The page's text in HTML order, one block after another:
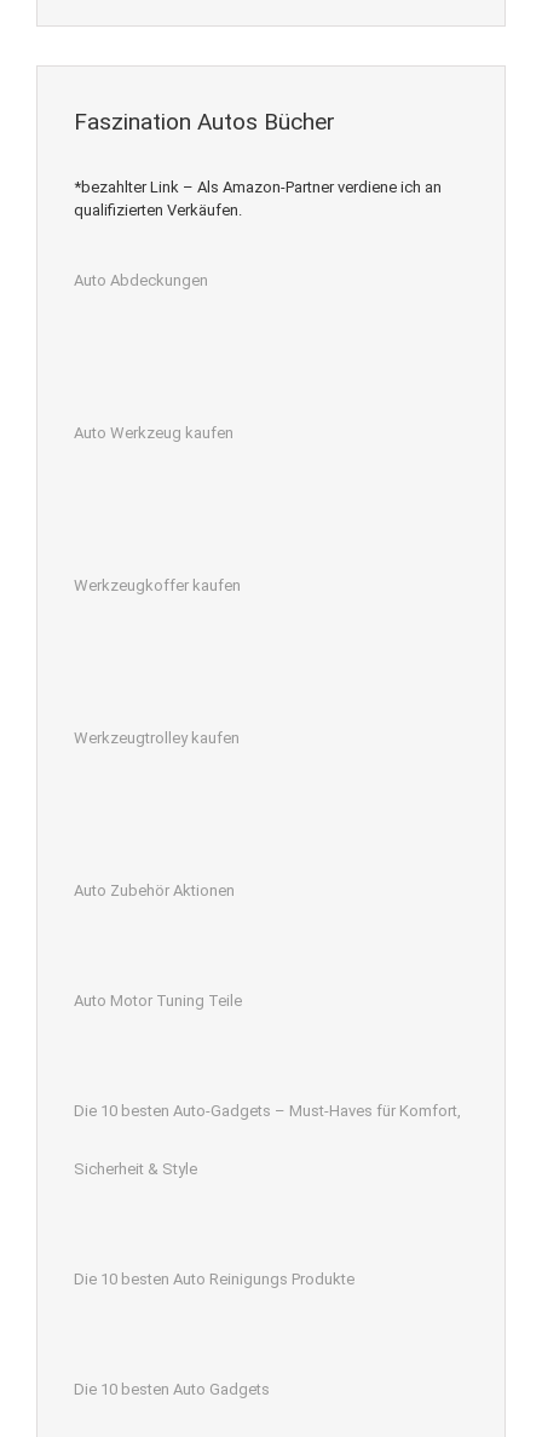
Faszination Autos Bücher
*bezahlter Link – Als Amazon-Partner verdiene ich an
qualifizierten Verkäufen.
Auto Abdeckungen
Auto Werkzeug kaufen
Werkzeugkoffer kaufen
Werkzeugtrolley kaufen
Auto Zubehör Aktionen
Auto Motor Tuning Teile
Die 10 besten Auto-Gadgets – Must-Haves für Komfort,
Sicherheit & Style
Die 10 besten Auto Reinigungs Produkte
Die 10 besten Auto Gadgets